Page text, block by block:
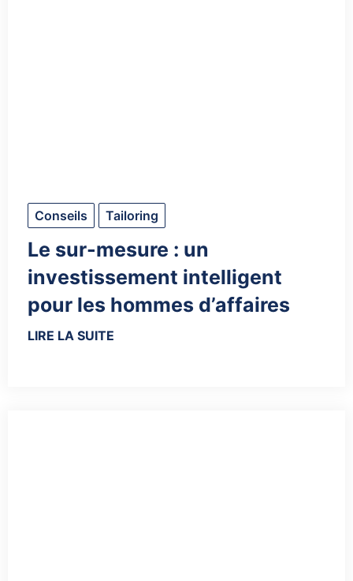
Conseils Tailoring
Le sur-mesure : un
investissement intelligent
pour les hommes d’affaires
LIRE LA SUITE